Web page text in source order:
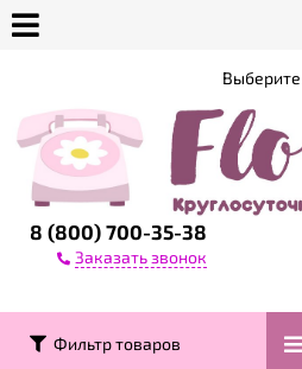
магазине
Доставка
Контакты
8 (800) 700-35-38
Заказать звонок
Выберите
Фильтр товаров